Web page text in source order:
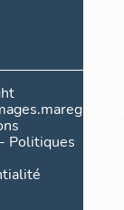
- Politiques